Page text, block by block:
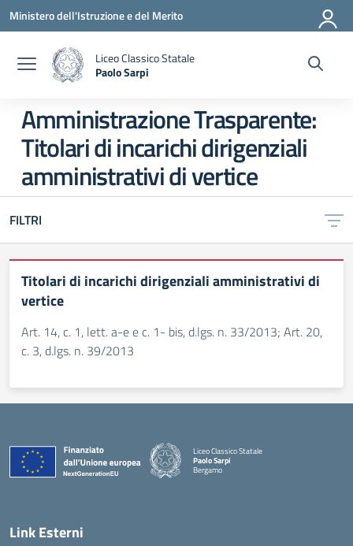
Vai ai contenuti
Vai al menu di navigazione
Vai al footer
Ministero dell'Istruzione e del Merito
Liceo Classico Statale
Paolo Sarpi
Amministrazione Trasparente:
Titolari di incarichi dirigenziali
amministrativi di vertice
FILTRI
Titolari di incarichi dirigenziali amministrativi di
vertice
Art. 14, c. 1, lett. a-e e c. 1- bis, d.lgs. n. 33/2013; Art. 20,
c. 3, d.lgs. n. 39/2013
Liceo Classico Statale
Paolo Sarpi
Bergamo
— Visita la pagina iniziale della scuola
Link Esterni